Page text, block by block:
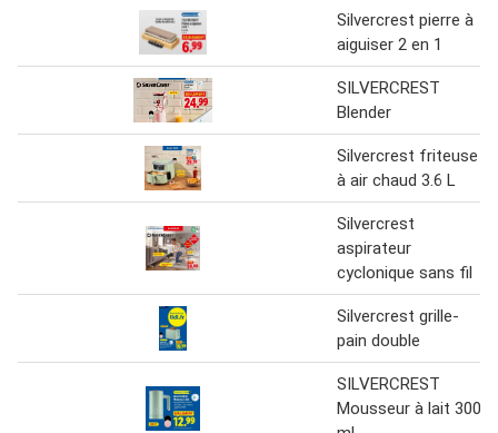
Silvercrest pierre à
aiguiser 2 en 1
SILVERCREST
Blender
Silvercrest friteuse
à air chaud 3.6 L
Silvercrest
aspirateur
cyclonique sans fil
Silvercrest grille-
pain double
SILVERCREST
Mousseur à lait 300